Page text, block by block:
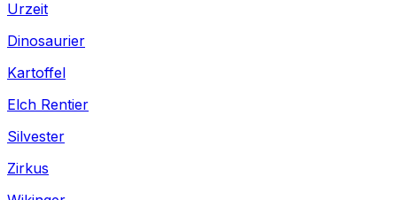
Urzeit
Dinosaurier
Kartoffel
Elch Rentier
Silvester
Zirkus